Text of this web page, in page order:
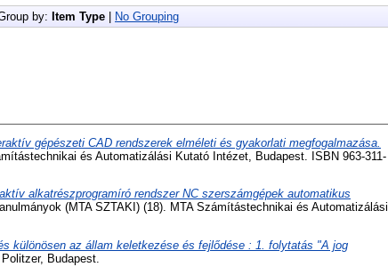
by: Item Type No Grouping
gépészeti CAD rendszerek elméleti és gyakorlati megfogalmazása.
és Automatizálási Kutató Intézet, Budapest. ISBN 963-311-
alkatrészprogramíró rendszer NC szerszámgépek automatikus
(MTA SZTAKI) (18). MTA Számítástechnikai és Automatizálási
különösen az állam keletkezése és fejlődése : 1. folytatás "A jog
Politzer, Budapest.